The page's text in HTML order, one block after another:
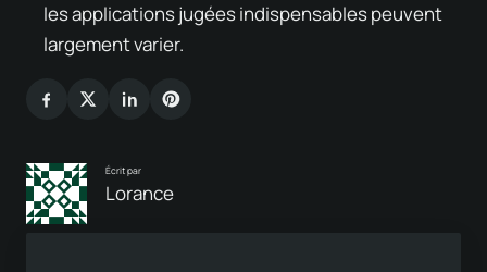
les applications jugées indispensables peuvent
largement varier.
Écrit par
Lorance